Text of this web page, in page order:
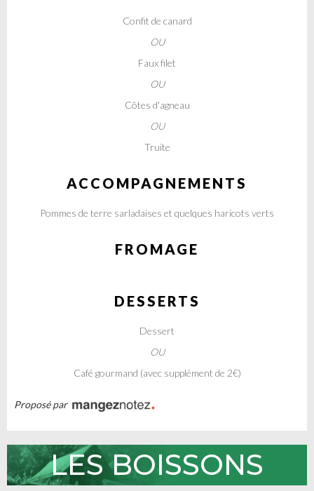
Confit de canard
OU
Faux filet
OU
Côtes d'agneau
OU
Truite
ACCOMPAGNEMENTS
Pommes de terre sarladaises et quelques haricots verts
FROMAGE
DESSERTS
Dessert
OU
Café gourmand (avec supplément de 2€)
Proposé par
LES BOISSONS